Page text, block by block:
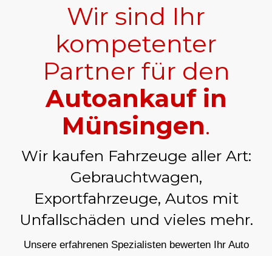
Wir sind Ihr
kompetenter
Partner für den
Autoankauf in
Münsingen.
Wir kaufen Fahrzeuge aller Art:
Gebrauchtwagen,
Exportfahrzeuge, Autos mit
Unfallschäden und vieles mehr.
Unsere erfahrenen Spezialisten bewerten Ihr Auto